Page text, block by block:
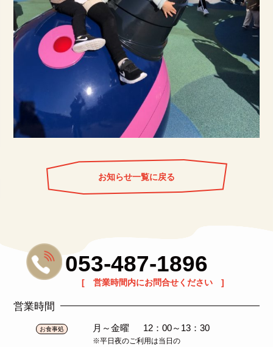
お知らせ一覧に戻る
053-487-1896
[ 営業時間内にお問合せください ]
営業時間
お食事処 月～金曜 12：00～13：30
※平日夜のご利用は当日の